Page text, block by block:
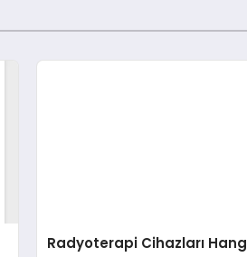
Radyoterapi Cihazları